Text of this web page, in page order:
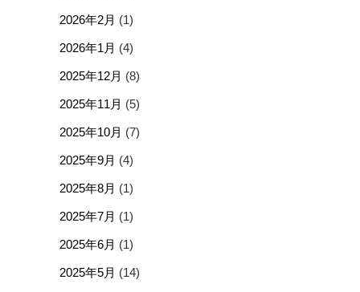
2026年2月 (1)
2026年1月 (4)
2025年12月 (8)
2025年11月 (5)
2025年10月 (7)
2025年9月 (4)
2025年8月 (1)
2025年7月 (1)
2025年6月 (1)
2025年5月 (14)